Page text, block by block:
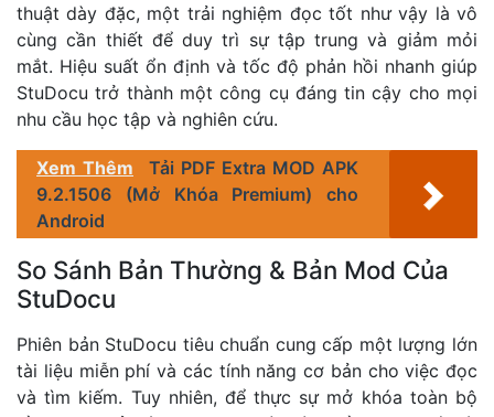
thuật dày đặc, một trải nghiệm đọc tốt như vậy là vô
cùng cần thiết để duy trì sự tập trung và giảm mỏi
mắt. Hiệu suất ổn định và tốc độ phản hồi nhanh giúp
StuDocu trở thành một công cụ đáng tin cậy cho mọi
nhu cầu học tập và nghiên cứu.
Xem Thêm
Tải PDF Extra MOD APK
9.2.1506 (Mở Khóa Premium) cho
Android
So Sánh Bản Thường & Bản Mod Của
StuDocu
Phiên bản StuDocu tiêu chuẩn cung cấp một lượng lớn
tài liệu miễn phí và các tính năng cơ bản cho việc đọc
và tìm kiếm. Tuy nhiên, để thực sự mở khóa toàn bộ